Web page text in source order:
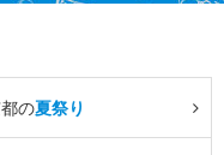
の夏祭り